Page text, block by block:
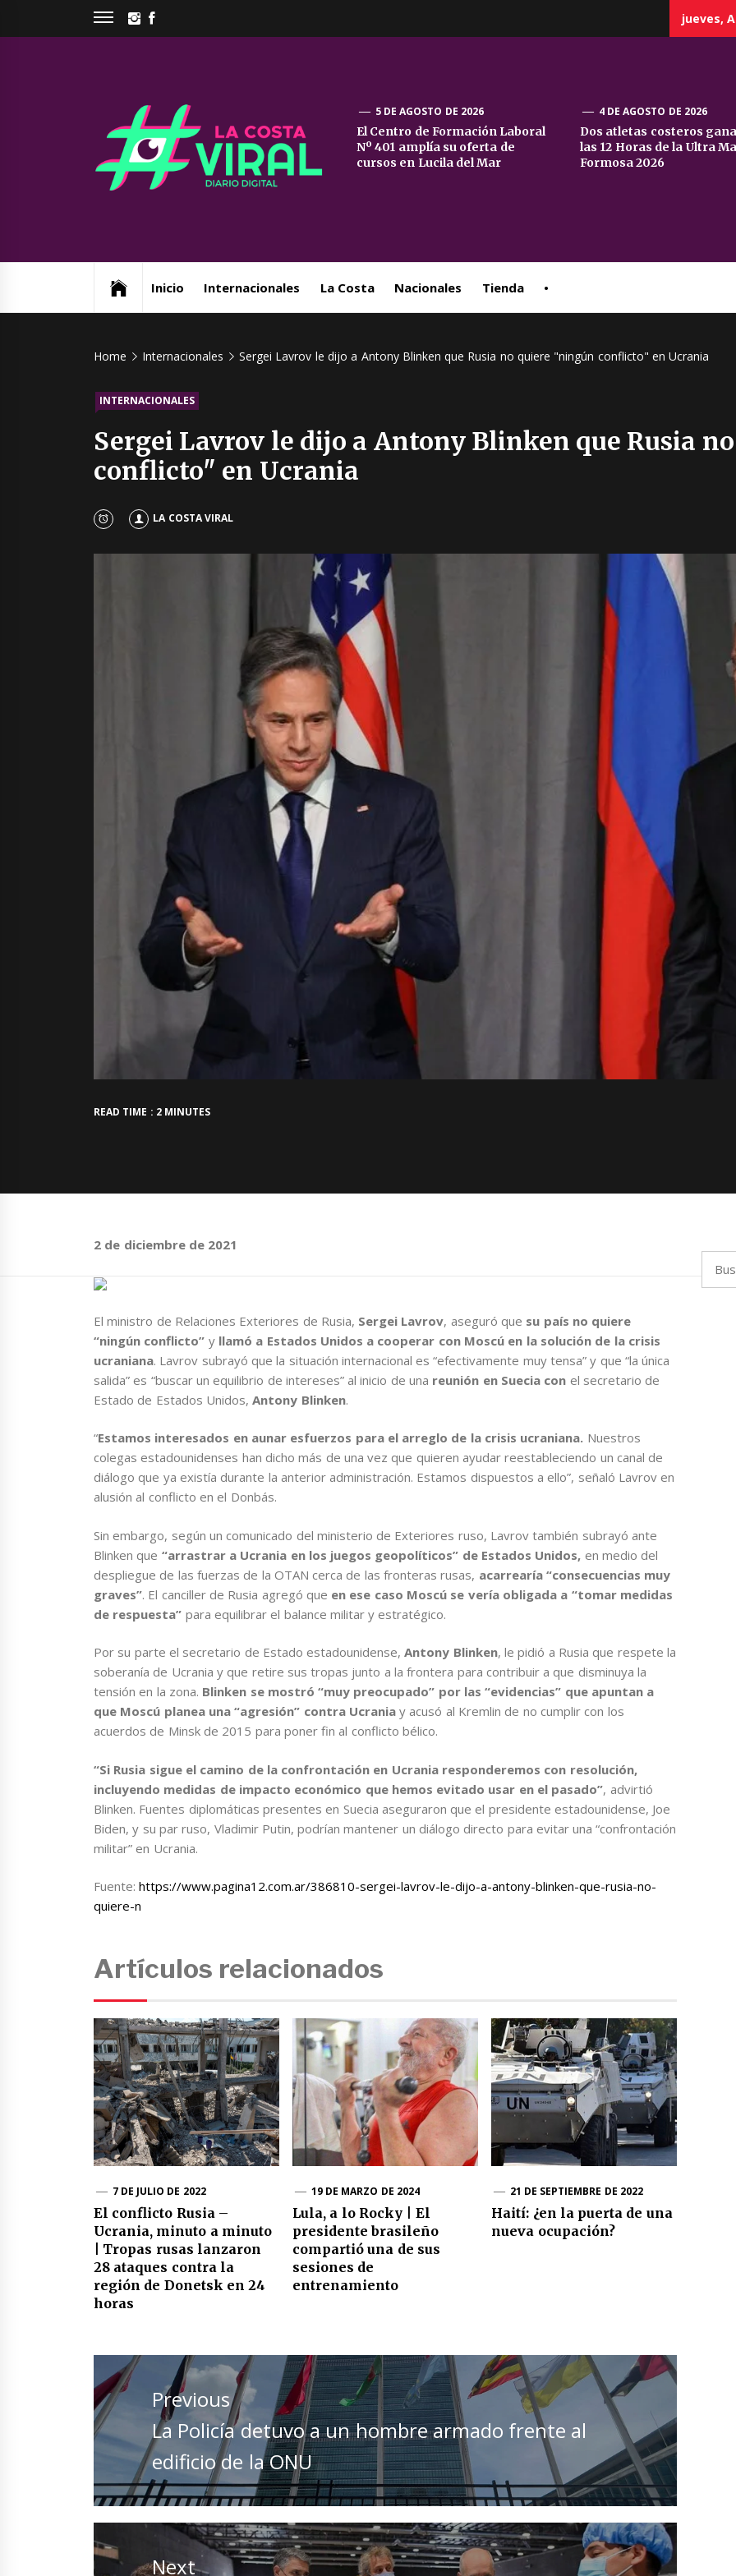
INSTAGRAM
jueves,
La
Costa
5 DE AGOSTO DE 2026
El Centro de Formación Laboral
Nº 401 amplía su oferta de
cursos en Lucila del Mar
4 DE AGOSTO DE 2026
Dos atletas costeros
las 12 Horas de la Ultra
Formosa 2026
Inicio Internacionales La Costa Nacionales Tienda •
Home Internacionales Sergei Lavrov le dijo a Antony Blinken que Rusia no quiere "ningún conflicto" en Ucrania
INTERNACIONALES
Sergei Lavrov le dijo a Antony Blinken que Rusia
conflicto" en Ucrania
LA COSTA VIRAL
READ TIME : 2 MINUTES
2 de diciembre de 2021
El ministro de Relaciones Exteriores de Rusia, Sergei Lavrov, aseguró que su país no quiere
“ningún conflicto” y llamó a Estados Unidos a cooperar con Moscú en la solución de la crisis
ucraniana. Lavrov subrayó que la situación internacional es “efectivamente muy tensa” y que “la única
salida” es “buscar un equilibrio de intereses” al inicio de una reunión en Suecia con el secretario de
Estado de Estados Unidos,Antony Blinken.
“Estamos interesados en aunar esfuerzos para el arreglo de la crisis ucraniana. Nuestros
colegas estadounidenses han dicho más de una vez que quieren ayudar reestableciendo un canal de
diálogo que ya existía durante la anterior administración. Estamos dispuestos a ello”, señaló Lavrov en
alusión al conflicto en el Donbás.
Sin embargo, según un comunicado del ministerio de Exteriores ruso, Lavrov también subrayó ante
Blinken que “arrastrar a Ucrania en los juegos geopolíticos” de Estados Unidos, en medio del
despliegue de las fuerzas de la OTAN cerca de las fronteras rusas, acarrearía “consecuencias muy
graves”. El canciller de Rusia agregó que en ese caso Moscú se vería obligada a “tomar medidas
de respuesta” para equilibrar el balance militar y estratégico.
Por su parte el secretario de Estado estadounidense,Antony Blinken, le pidió a Rusia que respete la
soberanía de Ucrania y que retire sus tropas junto a la frontera para contribuir a que disminuya la
tensión en la zona. Blinken se mostró “muy preocupado” por las “evidencias” que apuntan a
que Moscú planea una “agresión” contra Ucraniay acusó al Kremlin de no cumplir con los
acuerdos de Minsk de 2015 para poner fin al conflicto bélico.
“Si Rusia sigue el camino de la confrontación en Ucrania responderemos con resolución,
incluyendo medidas de impacto económico que hemos evitado usar en el pasado”, advirtió
Blinken. Fuentes diplomáticas presentes en Suecia aseguraron que el presidente estadounidense, Joe
Biden, y su par ruso, Vladimir Putin, podrían mantener un diálogo directo para evitar una “confrontación
militar” en Ucrania.
Fuente:https://www.pagina12.com.ar/386810-sergei-lavrov-le-dijo-a-antony-blinken-que-rusia-no-
quiere-n
Artículos relacionados
7 DE JULIO DE 2022
El conflicto Rusia –
Ucrania, minuto a minuto
| Tropas rusas lanzaron
28 ataques contra la
región de Donetsk en 24
horas
19 DE MARZO DE 2024
Lula, a lo Rocky | El
presidente brasileño
compartió una de sus
sesiones de
entrenamiento
21 DE SEPTIEMBRE DE 2022
Haití: ¿en la puerta de una
nueva ocupación?
Navegación
de
entradas
Previous
Previous
post:
La Policía detuvo a un hombre armado frente al
edificio de la ONU
Next